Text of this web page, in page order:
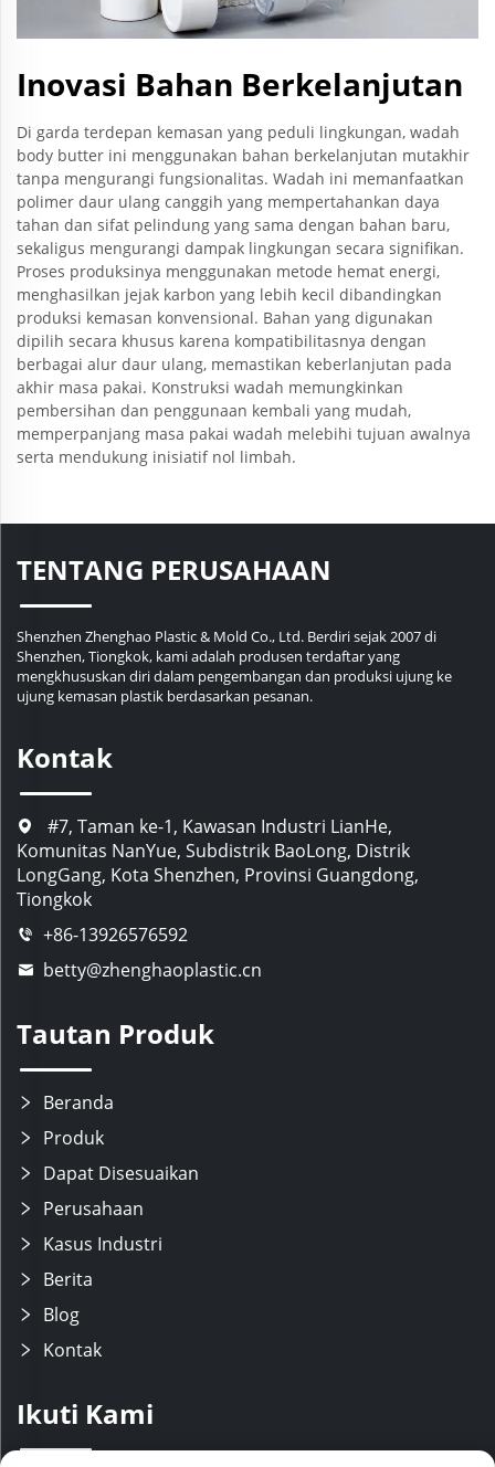
Inovasi Bahan Berkelanjutan
Di garda terdepan kemasan yang peduli lingkungan, wadah
body butter ini menggunakan bahan berkelanjutan mutakhir
tanpa mengurangi fungsionalitas. Wadah ini memanfaatkan
polimer daur ulang canggih yang mempertahankan daya
tahan dan sifat pelindung yang sama dengan bahan baru,
sekaligus mengurangi dampak lingkungan secara signifikan.
Proses produksinya menggunakan metode hemat energi,
menghasilkan jejak karbon yang lebih kecil dibandingkan
produksi kemasan konvensional. Bahan yang digunakan
dipilih secara khusus karena kompatibilitasnya dengan
berbagai alur daur ulang, memastikan keberlanjutan pada
akhir masa pakai. Konstruksi wadah memungkinkan
pembersihan dan penggunaan kembali yang mudah,
memperpanjang masa pakai wadah melebihi tujuan awalnya
serta mendukung inisiatif nol limbah.
TENTANG PERUSAHAAN
Shenzhen Zhenghao Plastic & Mold Co., Ltd. Berdiri sejak 2007 di
Shenzhen, Tiongkok, kami adalah produsen terdaftar yang
mengkhususkan diri dalam pengembangan dan produksi ujung ke
ujung kemasan plastik berdasarkan pesanan.
Kontak
#7, Taman ke-1, Kawasan Industri LianHe,
Komunitas NanYue, Subdistrik BaoLong, Distrik
LongGang, Kota Shenzhen, Provinsi Guangdong,
Tiongkok
+86-13926576592
betty@zhenghaoplastic.cn
Tautan Produk
Beranda
Produk
Dapat Disesuaikan
Perusahaan
Kasus Industri
Berita
Blog
Kontak
Ikuti Kami